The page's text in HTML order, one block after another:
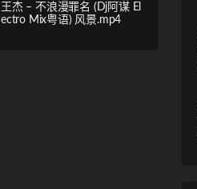
王杰 – 不浪漫罪名 (Dj阿谋 El
ectro Mix粤语) 风景.mp4